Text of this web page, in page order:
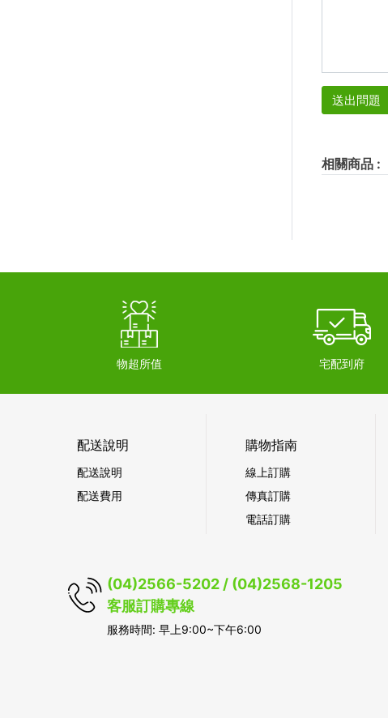
送出問題
相關商品:
物超所值 宅配到府
配送說明
配送說明
配送費用
購物指南
線上訂購
傳真訂購
電話訂購
(04)2566-5202 / (04)2568-1205
客服訂購專線
服務時間: 早上9:00~下午6:00